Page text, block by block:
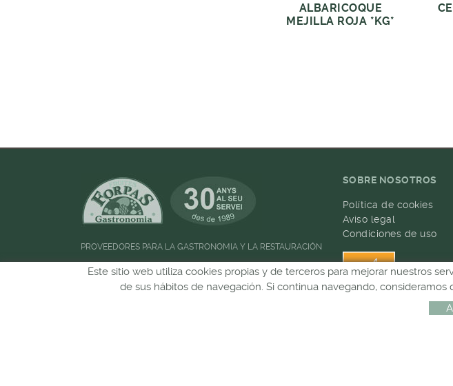
ALBARICOQUE
MEJILLA ROJA *KG*
PROVEEDORES PARA LA GASTRONOMIA Y LA RESTAURACIÓN
Horario de atención al público:de 09:00h a
SOBRE NOSOTROS
Política de cookies
Aviso legal
Condiciones de uso
Este sitio web utiliza cookies propias y de terceros para mejorar nuestros
de sus hábitos de navegación. Si continua navegando,